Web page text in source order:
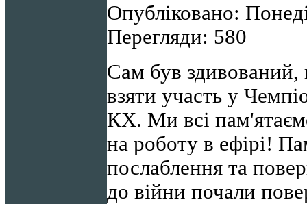
Опубліковано:
Перегляди: 580
Сам був
взяти участь у
КХ. Ми всі
на роботу в ефірі!
послаблення та
до війни почали